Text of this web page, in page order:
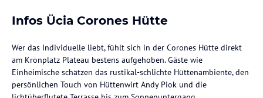
Infos Ücia Corones Hütte
Wer das Individuelle liebt, fühlt sich in der Corones Hütte direkt
am Kronplatz Plateau bestens aufgehoben. Gäste wie
Einheimische schätzen das rustikal-schlichte Hüttenambiente, den
persönlichen Touch von Hüttenwirt Andy Piok und die